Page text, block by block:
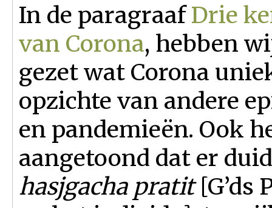
In de paragraafDrie
van Corona, hebben
gezet wat Corona
opzichte van andere
en pandemieën. Ook
aangetoond dat er
hasjgacha pratit[G’ds